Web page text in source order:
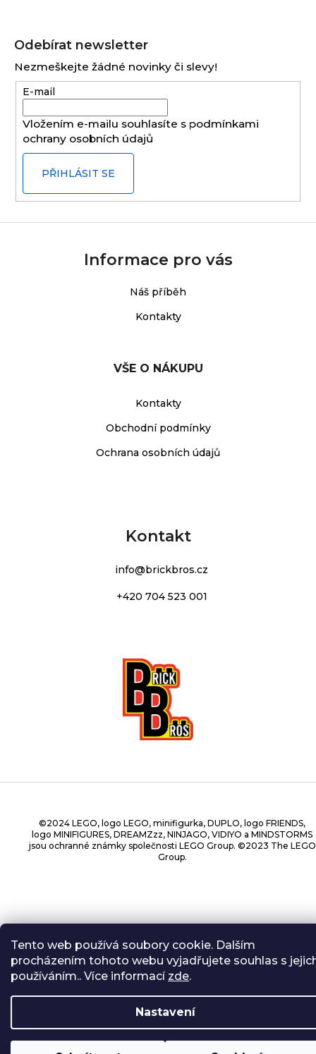
Tento web používá soubory cookie. Dalším
procházením tohoto webu vyjadřujete souhlas s
používáním.. Více informací zde.
Nastavení
Odebírat newsletter
Nezmeškejte žádné novinky či slevy!
E-mail
Vložením e-mailu souhlasíte s podmínkami
ochrany osobních údajů
PŘIHLÁSIT SE
Informace pro vás
Náš příběh
Kontakty
VŠE O NÁKUPU
Kontakty
Obchodní podmínky
Ochrana osobních údajů
Kontakt
info@brickbros.cz
+420 704 523 001
©2024 LEGO, logo LEGO, minifigurka, DUPLO, logo FRIENDS,
logo MINIFIGURES, DREAMZzz, NINJAGO, VIDIYO a MINDSTORMS
jsou ochranné známky společnosti LEGO Group. ©2023 The LEGO
Group.